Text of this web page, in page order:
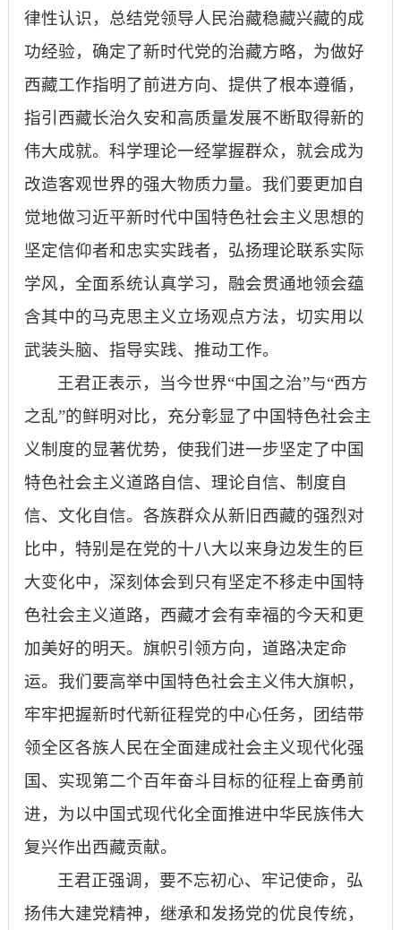
律性认识，总结党领导人民治藏稳藏兴藏的成
功经验，确定了新时代党的治藏方略，为做好
西藏工作指明了前进方向、提供了根本遵循，
指引西藏长治久安和高质量发展不断取得新的
伟大成就。科学理论一经掌握群众，就会成为
改造客观世界的强大物质力量。我们要更加自
觉地做习近平新时代中国特色社会主义思想的
坚定信仰者和忠实实践者，弘扬理论联系实际
学风，全面系统认真学习，融会贯通地领会蕴
含其中的马克思主义立场观点方法，切实用以
武装头脑、指导实践、推动工作。
王君正表示，当今世界“中国之治”与“西方
之乱”的鲜明对比，充分彰显了中国特色社会主
义制度的显著优势，使我们进一步坚定了中国
特色社会主义道路自信、理论自信、制度自
信、文化自信。各族群众从新旧西藏的强烈对
比中，特别是在党的十八大以来身边发生的巨
大变化中，深刻体会到只有坚定不移走中国特
色社会主义道路，西藏才会有幸福的今天和更
加美好的明天。旗帜引领方向，道路决定命
运。我们要高举中国特色社会主义伟大旗帜，
牢牢把握新时代新征程党的中心任务，团结带
领全区各族人民在全面建成社会主义现代化强
国、实现第二个百年奋斗目标的征程上奋勇前
进，为以中国式现代化全面推进中华民族伟大
复兴作出西藏贡献。
王君正强调，要不忘初心、牢记使命，弘
扬伟大建党精神，继承和发扬党的优良传统，